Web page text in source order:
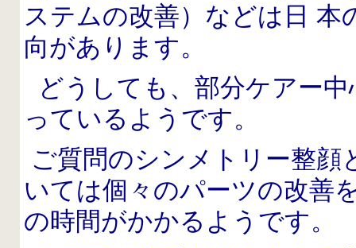
ステムの改善）などは日 本
向があります。
どうしても、部分ケアー
っているようです。
ご質問のシンメトリー整
いては個々のパーツの改善
の時間がかかるようです。